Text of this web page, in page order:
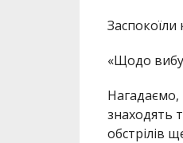
Заспокоїли
«Щодо
Нагадаємо,
знаходять
обстрілів